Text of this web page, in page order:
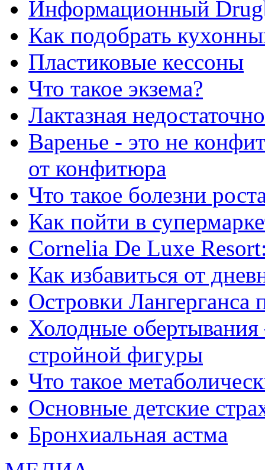
Информационный
Как подобрать
Пластиковые кессоны
Что такое экзема?
Лактазная
Варенье - это не
от конфитюра
Что такое болезни
Как пойти в
Сornelia De Luxe
Как избавиться от
Островки
Холодные обертывания
стройной фигуры
Что такое
Основные детские
Бронхиальная астма